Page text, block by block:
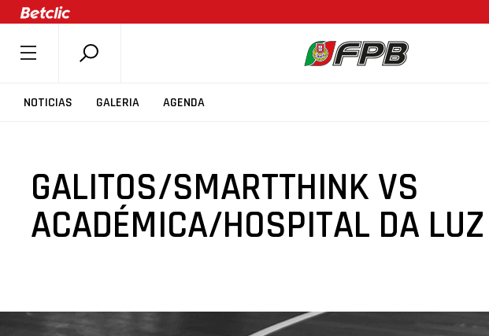
NOTICIAS GALERIA AGENDA
SOBRE A FPB
COMPETIÇÕES
ASSOCIAÇÕES
CLUBES
SELEÇÕES
GALITOS/SMARTTHINK VS
ACADÉMICA/HOSPITAL DA LUZ